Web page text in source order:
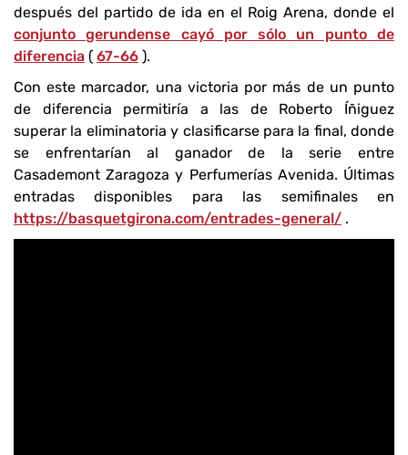
después del partido de ida en el Roig Arena, donde el
conjunto gerundense cayó por sólo un punto de
diferencia ( 67-66 ).
Con este marcador, una victoria por más de un punto
de diferencia permitiría a las de Roberto Íñiguez
superar la eliminatoria y clasificarse para la final, donde
se enfrentarían al ganador de la serie entre
Casademont Zaragoza y Perfumerías Avenida. Últimas
entradas disponibles para las semifinales en
https://basquetgirona.com/entrades-general/ .